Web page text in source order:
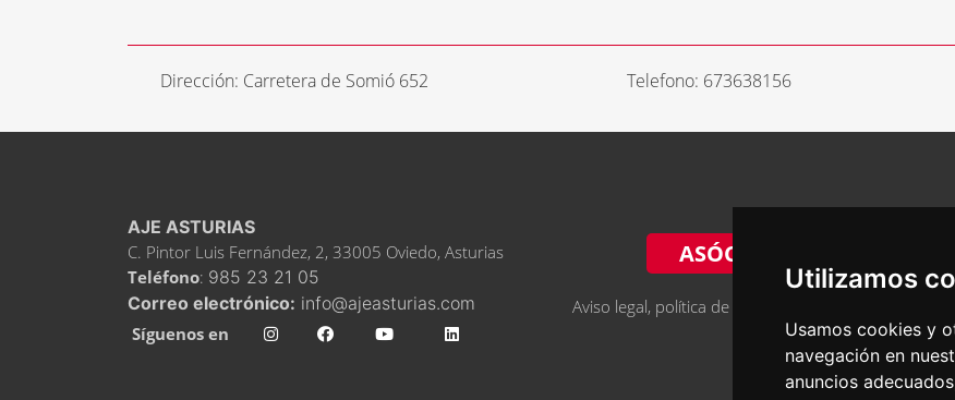
Utilizamos
Usamos cookies y
navegación en
anuncios
Dirección: Carretera de Somió 652 Telefono: 673638156
AJE ASTURIAS
C. Pintor Luis Fernández, 2, 33005 Oviedo, Asturias
Teléfono: 985 23 21 05
Correo electrónico: info@ajeasturias.com
Síguenos en
ASÓCIATE
Aviso legal, política de privacidad y cookies